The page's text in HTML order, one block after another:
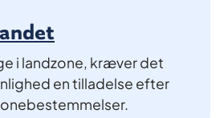
i landzone, kræver det
en tilladelse efter